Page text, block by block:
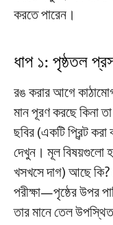
করতে পারেন।
ধাপ ১: পৃষ্ঠতল
রঙ করার আগে
মান পূরণ করছে কিনা
ছবির (একটি প্রিন্ট
দেখুন। মূল বিষয়গুলো
খসখসে দাগ) আছে
পরীক্ষা—পৃষ্ঠের উপর
তার মানে তেল